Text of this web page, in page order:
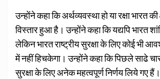
उन्होंने कहा कि अर्थव्यवस्था हो या रक्षा भारत
विस्तार हुआ है। उन्होंने कहा कि यद्यपि भारत
लेकिन भारत राष्ट्रीय सुरक्षा के लिए कोई भी
में नहीं हिचकेगा। उन्होंने कहा कि पिछले साढे चार
सुरक्षा के लिए अनेक महत्वपूर्ण निर्णय लिये गए